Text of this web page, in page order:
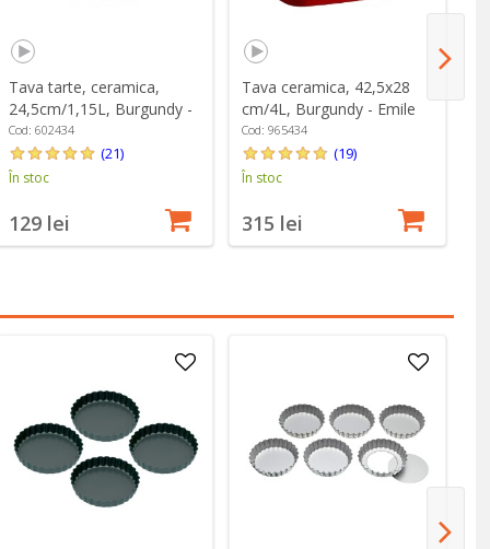
Tava tarte, ceramica,
24,5cm/1,15L, Burgundy -
Emile Henry
Cod: 602434
(21)
În stoc
129 lei
Tava ceramica, 42,5x28
cm/4L, Burgundy - Emile
Henry
Cod: 965434
(19)
În stoc
315 lei